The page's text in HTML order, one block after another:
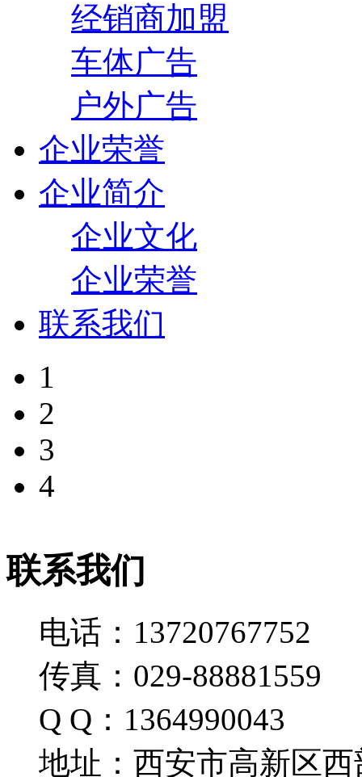
经销商加盟
车体广告
户外广告
企业荣誉
企业简介
企业文化
企业荣誉
联系我们
1
2
3
4
联系我们
电话：13720767752
传真：029-88881559
Q Q：1364990043
地址：西安市高新区西